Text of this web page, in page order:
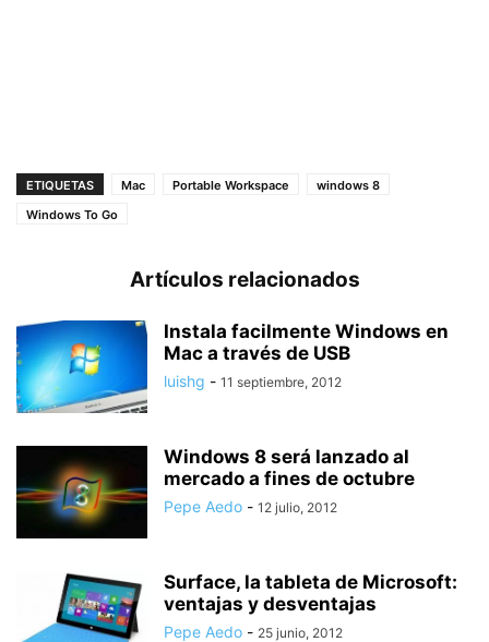
ETIQUETAS Mac Portable Workspace
windows 8
Windows To Go
Artículos relacionados
Instala facilmente Windows en
Mac a través de USB
luishg - 11 septiembre, 2012
Windows 8 será lanzado al
mercado a fines de octubre
Pepe Aedo - 12 julio, 2012
Surface, la tableta de Microsoft:
ventajas y desventajas
Pepe Aedo - 25 junio, 2012